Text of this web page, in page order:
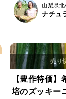
山梨県北
ナチュ
【豊作特価】
培のズッキー